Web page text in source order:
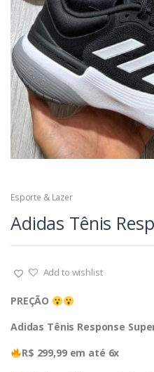
Esporte & Lazer
Adidas Tênis
Add to wishlist
PREÇÃO
Adidas Tênis Response
R$ 299,99 em até 6x